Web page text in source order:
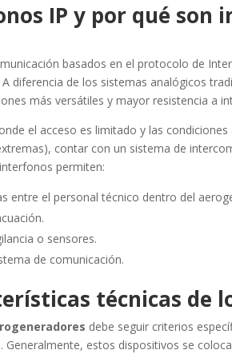
IP y por qué son
basados en el protocolo de
diferencia de los sistemas analógicos
más versátiles y mayor resistencia a
el acceso es limitado y las
contar con un sistema de
permiten:
entre el personal técnico dentro del
o sensores.
de comunicación.
técnicas de
debe seguir criterios
estos dispositivos se